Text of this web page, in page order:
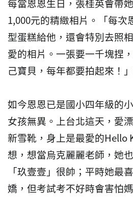
1,000元的精緻相片。「每次
型蛋糕給他，還會特別去照
愛的相片。一張要一千塊捏
己寶貝，每年都要拍起來！
如今恩恩已是國小四年級的
女孩無異。上台北這天，愛
新雪靴，身上是最愛的Hello
想，想當烏克麗麗老師，她
「玖壹壹」很帥；平時她最
嬌，但考試考不好時會害怕